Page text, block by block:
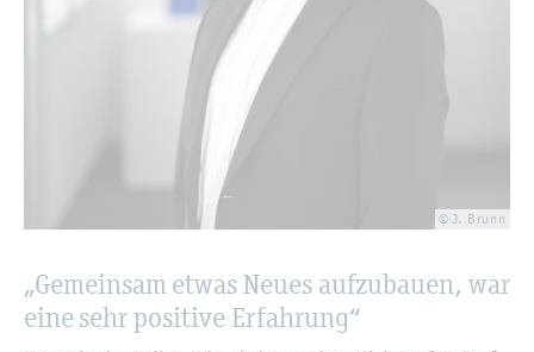
© J. Brunn
„Ge­mein­sam etwas Neues auf­zu­bau­en, war
eine sehr po­si­ti­ve Er­fah­rung“